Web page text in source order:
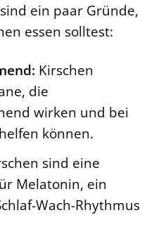
ein paar Gründe,
essen solltest:
Kirschen
die
wirken und bei
können.
sind eine
Melatonin, ein
Wach-Rhythmus